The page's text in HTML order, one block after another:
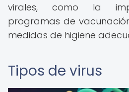
virales, como la
programas de
medidas de higiene
Tipos de virus